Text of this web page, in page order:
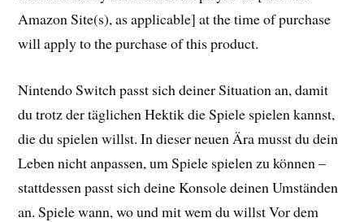
Amazon Site(s), as applicable] at the time of purchase
will apply to the purchase of this product.
Nintendo Switch passt sich deiner Situation an, damit
du trotz der täglichen Hektik die Spiele spielen kannst,
die du spielen willst. In dieser neuen Ära musst du dein
Leben nicht anpassen, um Spiele spielen zu können –
stattdessen passt sich deine Konsole deinen Umständen
an. Spiele wann, wo und mit wem du willst Vor dem